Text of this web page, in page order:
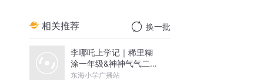
相关推荐 换一批
李哪吒上学记｜稀里糊
涂一年级&神神气气二年
级
东海小学广播站